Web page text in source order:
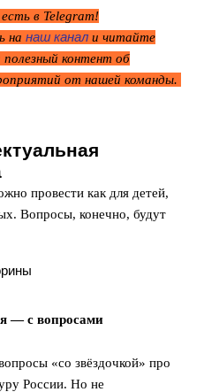
в Telegram!
на наш канал и читайте
контент об
от нашей команды.
провести как для детей,
Вопросы, конечно, будут
— с вопросами
«со звёздочкой» про
России. Но не